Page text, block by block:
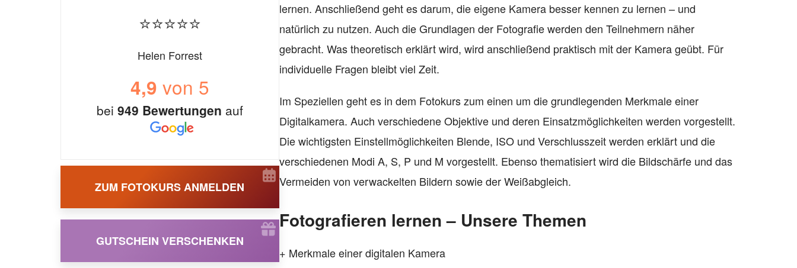
⭐⭐⭐⭐⭐
Helen Forrest
4,9 von 5
bei 949 Bewertungen auf
ZUM FOTOKURS ANMELDEN
GUTSCHEIN VERSCHENKEN
lernen. Anschließend geht es darum, die eigene Kamera besser kennen zu lernen – und
natürlich zu nutzen. Auch die Grundlagen der Fotografie werden den Teilnehmern näher
gebracht. Was theoretisch erklärt wird, wird anschließend praktisch mit der Kamera geübt. Für
individuelle Fragen bleibt viel Zeit.
Im Speziellen geht es in dem Fotokurs zum einen um die grundlegenden Merkmale einer
Digitalkamera. Auch verschiedene Objektive und deren Einsatzmöglichkeiten werden vorgestellt.
Die wichtigsten Einstellmöglichkeiten Blende, ISO und Verschlusszeit werden erklärt und die
verschiedenen Modi A, S, P und M vorgestellt. Ebenso thematisiert wird die Bildschärfe und das
Vermeiden von verwackelten Bildern sowie der Weißabgleich.
Fotografieren lernen – Unsere Themen
+ Merkmale einer digitalen Kamera